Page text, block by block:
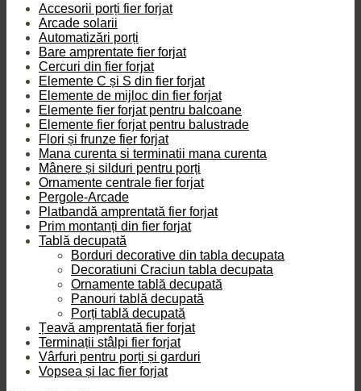
Accesorii porți fier forjat
Arcade solarii
Automatizări porți
Bare amprentate fier forjat
Cercuri din fier forjat
Elemente C și S din fier forjat
Elemente de mijloc din fier forjat
Elemente fier forjat pentru balcoane
Elemente fier forjat pentru balustrade
Flori și frunze fier forjat
Mana curenta si terminatii mana curenta
Mânere și silduri pentru porți
Ornamente centrale fier forjat
Pergole-Arcade
Platbandă amprentată fier forjat
Prim montanți din fier forjat
Tablă decupată
Borduri decorative din tabla decupata
Decoratiuni Craciun tabla decupata
Ornamente tablă decupată
Panouri tablă decupată
Porți tablă decupată
Țeavă amprentată fier forjat
Terminații stâlpi fier forjat
Vârfuri pentru porți și garduri
Vopsea și lac fier forjat